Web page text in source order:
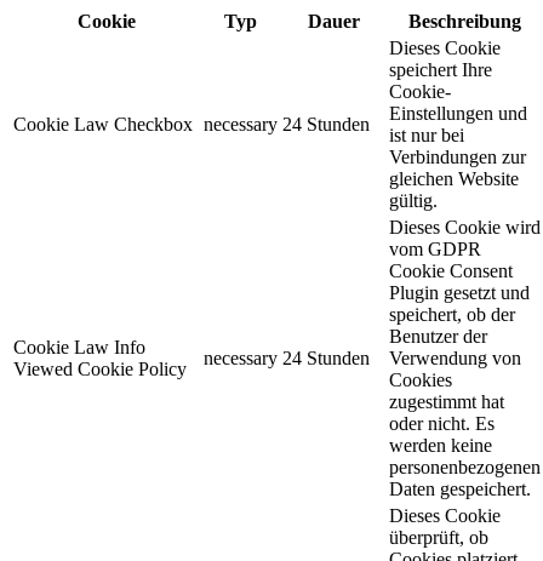
Cookie Typ Dauer Beschreibung
Cookie Law Checkbox necessary 24 Stunden
Dieses Cookie
speichert Ihre
Cookie-
Einstellungen und
ist nur bei
Verbindungen zur
gleichen Website
gültig.
Cookie Law Info
Viewed Cookie Policy
necessary 24 Stunden
Dieses Cookie wird
vom GDPR
Cookie Consent
Plugin gesetzt und
speichert, ob der
Benutzer der
Verwendung von
Cookies
zugestimmt hat
oder nicht. Es
werden keine
personenbezogenen
Daten gespeichert.
Dieses Cookie
überprüft, ob